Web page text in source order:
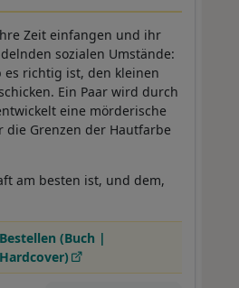
Zeit einfangen und ihr
sozialen Umstände:
es richtig ist, den kleinen
Ein Paar wird durch
eine mörderische
Grenzen der Hautfarbe
am besten ist, und dem,
Bestellen (Buch |
Hardcover)